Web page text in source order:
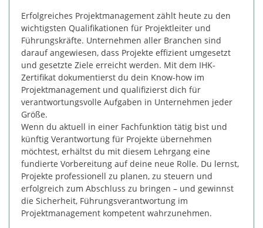
Erfolgreiches Projektmanagement zählt heute zu den
wichtigsten Qualifikationen für Projektleiter und
Führungskräfte. Unternehmen aller Branchen sind
darauf angewiesen, dass Projekte effizient umgesetzt
und gesetzte Ziele erreicht werden. Mit dem IHK-
Zertifikat dokumentierst du dein Know-how im
Projektmanagement und qualifizierst dich für
verantwortungsvolle Aufgaben in Unternehmen jeder
Größe.
Wenn du aktuell in einer Fachfunktion tätig bist und
künftig Verantwortung für Projekte übernehmen
möchtest, erhältst du mit diesem Lehrgang eine
fundierte Vorbereitung auf deine neue Rolle. Du lernst,
Projekte professionell zu planen, zu steuern und
erfolgreich zum Abschluss zu bringen – und gewinnst
die Sicherheit, Führungsverantwortung im
Projektmanagement kompetent wahrzunehmen.